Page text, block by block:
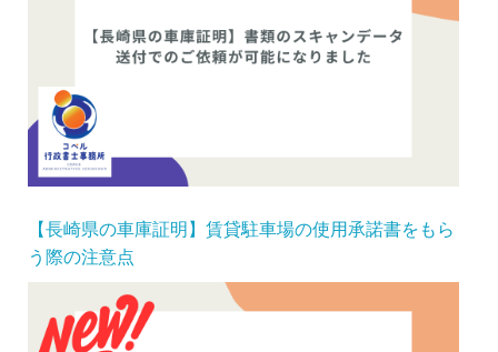
【長崎県の車庫証明】賃貸駐車場の使用承諾書をもら
う際の注意点